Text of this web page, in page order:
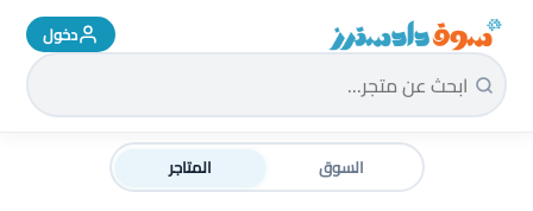
سوق دادسترز الرئيسية دخول
السوق المتاجر